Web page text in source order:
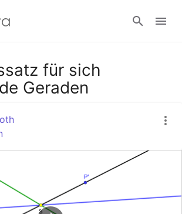
Anmelden
für sich
Geraden